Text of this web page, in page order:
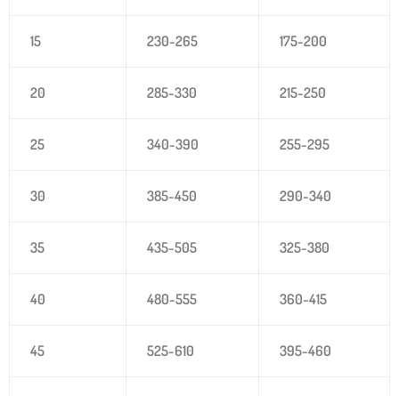
15 230-265 175-200
20 285-330 215-250
25 340-390 255-295
30 385-450 290-340
35 435-505 325-380
40 480-555 360-415
45 525-610 395-460